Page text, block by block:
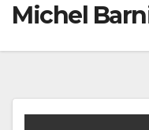
Michel